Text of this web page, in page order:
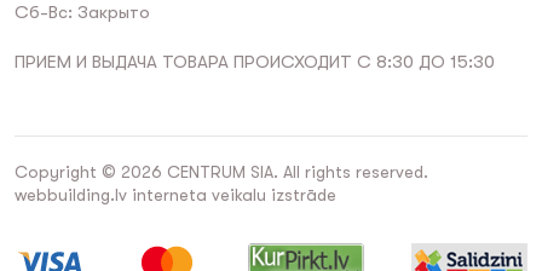
Сб-Вс: Закрыто
ПРИЕМ И ВЫДАЧА ТОВАРА ПРОИСХОДИТ С 8:30 ДО 15:30
Copyright © 2026 CENTRUM SIA. All rights reserved.
webbuilding.lv interneta veikalu izstrāde